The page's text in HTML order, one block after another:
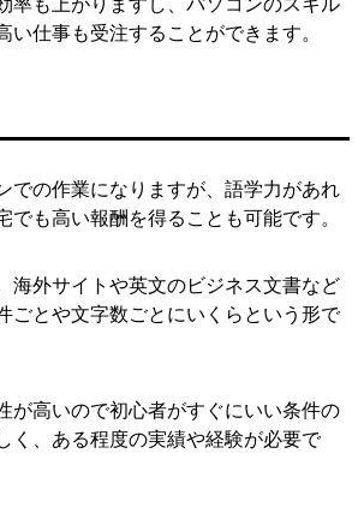
い仕事も受注することができます。
での作業になりますが、語学力があれ
でも高い報酬を得ることも可能です。
海外サイトや英文のビジネス文書など
ごとや文字数ごとにいくらという形で
が高いので初心者がすぐにいい条件の
く、ある程度の実績や経験が必要で